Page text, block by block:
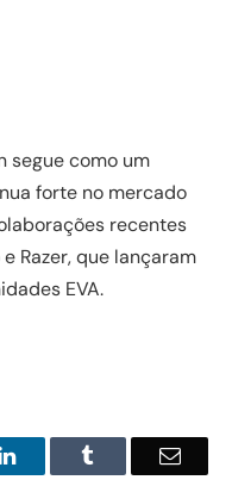
segue como um
forte no mercado
recentes
Razer, que lançaram
EVA.
LinkedIn Email